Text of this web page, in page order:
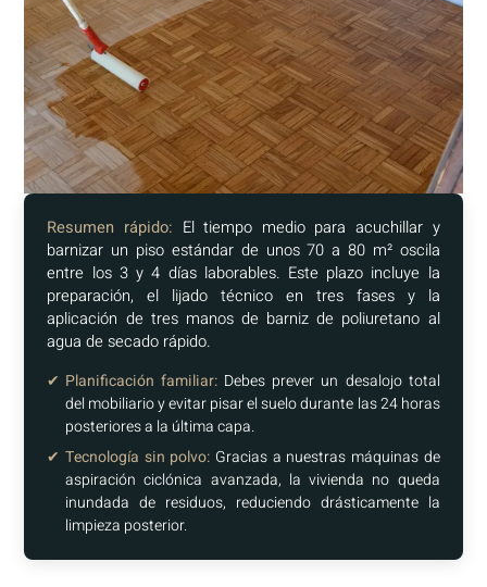
Resumen rápido: El tiempo medio para acuchillar y
barnizar un piso estándar de unos 70 a 80 m² oscila
entre los 3 y 4 días laborables. Este plazo incluye la
preparación, el lijado técnico en tres fases y la
aplicación de tres manos de barniz de poliuretano al
agua de secado rápido.
✔ Planificación familiar: Debes prever un desalojo total
del mobiliario y evitar pisar el suelo durante las 24 horas
posteriores a la última capa.
✔ Tecnología sin polvo: Gracias a nuestras máquinas de
aspiración ciclónica avanzada, la vivienda no queda
inundada de residuos, reduciendo drásticamente la
limpieza posterior.